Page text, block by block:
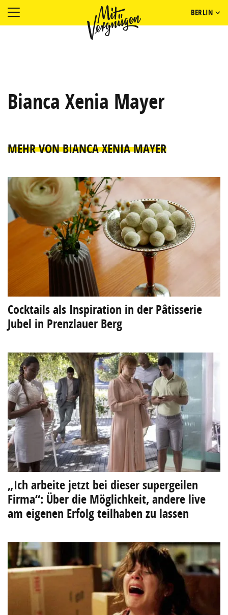
BERLIN
Bianca Xenia Mayer
MEHR VON BIANCA XENIA MAYER
Cocktails als Inspiration in der Pâtisserie
Jubel in Prenzlauer Berg
„Ich arbeite jetzt bei dieser supergeilen
Firma“: Über die Möglichkeit, andere live
am eigenen Erfolg teilhaben zu lassen